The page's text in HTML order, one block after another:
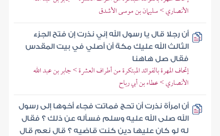
الأنصاري > سليمان بن موسى الأشدق
أن رجلا قال يا رسول الله إني نذرت إن فتح الجزء
الثالث الله عليك مكة أن أصلي في بيت المقدس
فقال صل هاهنا
إتحاف المهرة بالفوائد المبتكرة من أطراف العشرة > جابر بن عبد الله
الأنصاري > عطاء بن أبي رباح
أن امرأة نذرت أن تحج فماتت فجاء أخوها إلى رسول
الله صلى الله عليه وسلم فسأله عن ذلك ؟ فقال
له لو كان عليها دين كنت قاضيه ؟ قال نعم قال